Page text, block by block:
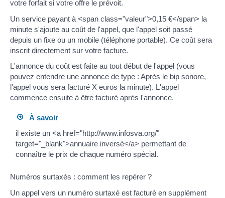
votre forfait si votre offre le prévoit.
Un service payant à <span class="valeur">0,15 €</span> la
minute s'ajoute au coût de l'appel, que l'appel soit passé
depuis un fixe ou un mobile (téléphone portable). Ce coût sera
inscrit directement sur votre facture.
L'annonce du coût est faite au tout début de l'appel (vous
pouvez entendre une annonce de type : Après le bip sonore,
l'appel vous sera facturé X euros la minute). L'appel
commence ensuite à être facturé après l'annonce.
À savoir
il existe un <a href="http://www.infosva.org/"
target="_blank">annuaire inversé</a> permettant de
connaître le prix de chaque numéro spécial.
Numéros surtaxés : comment les repérer ?
Un appel vers un numéro surtaxé est facturé en supplément